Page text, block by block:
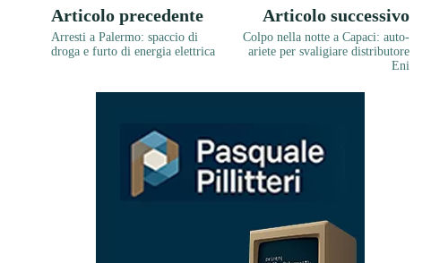
Articolo precedente
Arresti a Palermo: spaccio di
droga e furto di energia elettrica
Articolo successivo
Colpo nella notte a Capaci: auto-
ariete per svaligiare distributore
Eni